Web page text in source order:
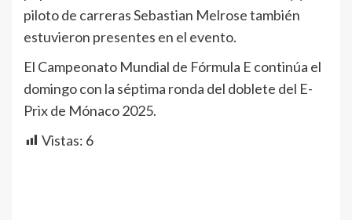
piloto de carreras Sebastian Melrose también
estuvieron presentes en el evento.
El Campeonato Mundial de Fórmula E continúa el
domingo con la séptima ronda del doblete del E-
Prix de Mónaco 2025.
Vistas: 6